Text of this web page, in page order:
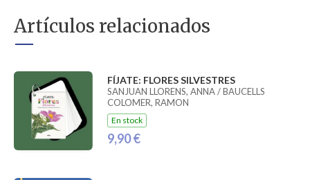
Artículos relacionados
FÍJATE: FLORES SILVESTRES
SANJUAN LLORENS, ANNA / BAUCELLS
COLOMER, RAMON
En stock
9,90 €